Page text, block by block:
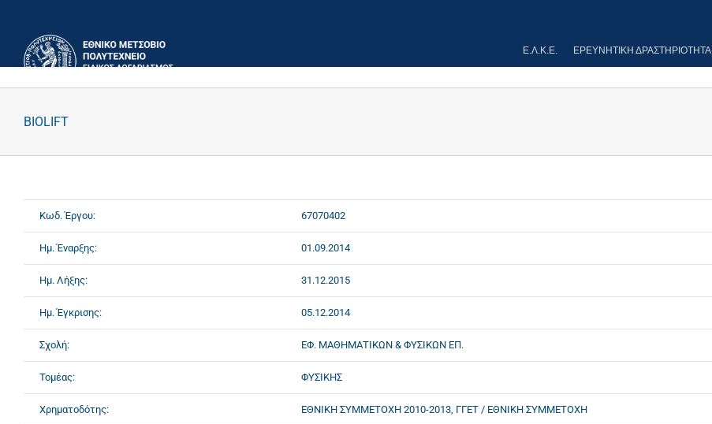
περιεχόμενο
Ε.Λ.Κ.Ε. ΕΡΕΥΝΗΤΙΚΉ ΔΡΑΣΤΗΡΙΌΤΗΤΑ
BIOLIFT
Κωδ. Έργου: 67070402
Ημ. Έναρξης: 01.09.2014
Ημ. Λήξης: 31.12.2015
Ημ. Έγκρισης: 05.12.2014
Σχολή: ΕΦ. ΜΑΘΗΜΑΤΙΚΩΝ & ΦΥΣΙΚΩΝ ΕΠ.
Τομέας: ΦΥΣΙΚΗΣ
Χρηματοδότης: ΕΘΝΙΚΗ ΣΥΜΜΕΤΟΧΗ 2010-2013, ΓΓΕΤ / ΕΘΝΙΚΗ ΣΥΜΜΕΤΟΧΗ